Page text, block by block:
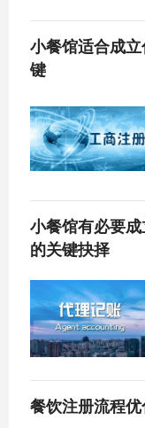
小餐馆适合成
键
小餐馆有必要
的关键抉择
餐饮注册流程